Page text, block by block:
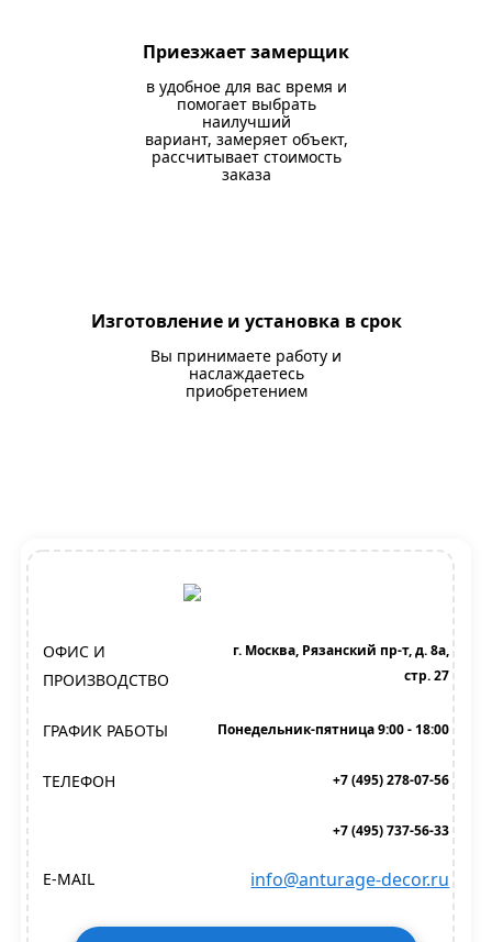
Приезжает замерщик
в удобное для вас время и
помогает выбрать
наилучший
вариант, замеряет объект,
рассчитывает стоимость
заказа
Изготовление и установка в срок
Вы принимаете работу и
наслаждаетесь
приобретением
ОФИС И
ПРОИЗВОДСТВО
г. Москва, Рязанский пр-т, д. 8а,
стр. 27
ГРАФИК РАБОТЫ Понедельник-пятница 9:00 - 18:00
ТЕЛЕФОН +7 (495) 278-07-56
+7 (495) 737-56-33
E-MAIL info@anturage-decor.ru